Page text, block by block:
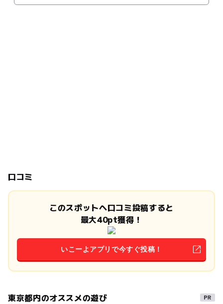
口コミ
このスポットへ口コミ投稿すると
最大40pt獲得！
いこーよアプリで今すぐ投稿！
東京都内のオススメの遊び